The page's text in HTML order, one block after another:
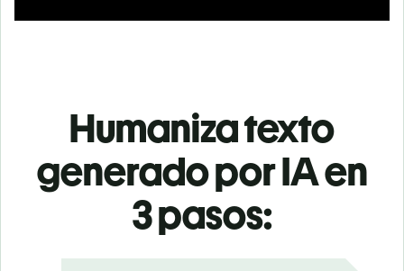
Humaniza texto
generado por IA en
3 pasos: